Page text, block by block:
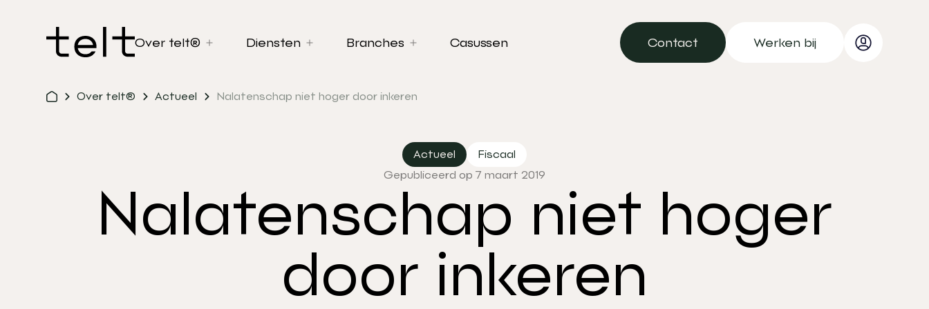
Over telt® Diensten Branches Casussen
Contact
Contact
Werken bij
Over telt® Actueel Nalatenschap niet hoger door inkeren
Actueel
Fiscaal
Gepubliceerd op 7 maart 2019
Nalatenschap niet hoger
door inkeren